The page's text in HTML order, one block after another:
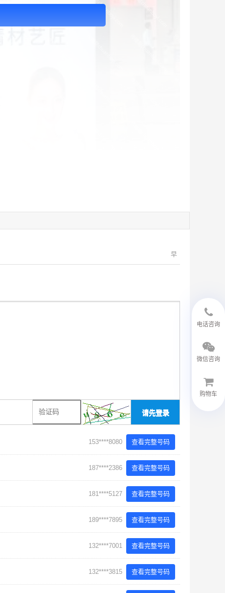
早
请先登录
153****8080 查看完整号码
187****2386 查看完整号码
181****5127 查看完整号码
189****7895 查看完整号码
132****7001 查看完整号码
132****3815 查看完整号码
电话咨询
微信咨询
购物车